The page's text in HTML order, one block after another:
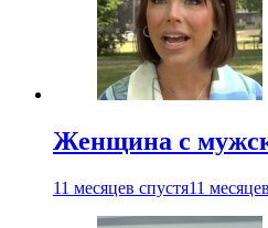
Женщина с
11 месяцев спустя11